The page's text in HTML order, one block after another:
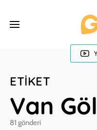
ETIKET
Van
81 gönderi